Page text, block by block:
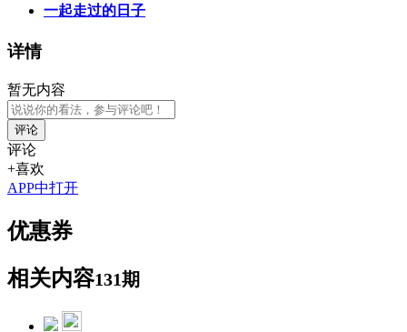
一起走过的日子
详情
暂无内容
评论
评论
+喜欢
APP中打开
优惠券
相关内容131期